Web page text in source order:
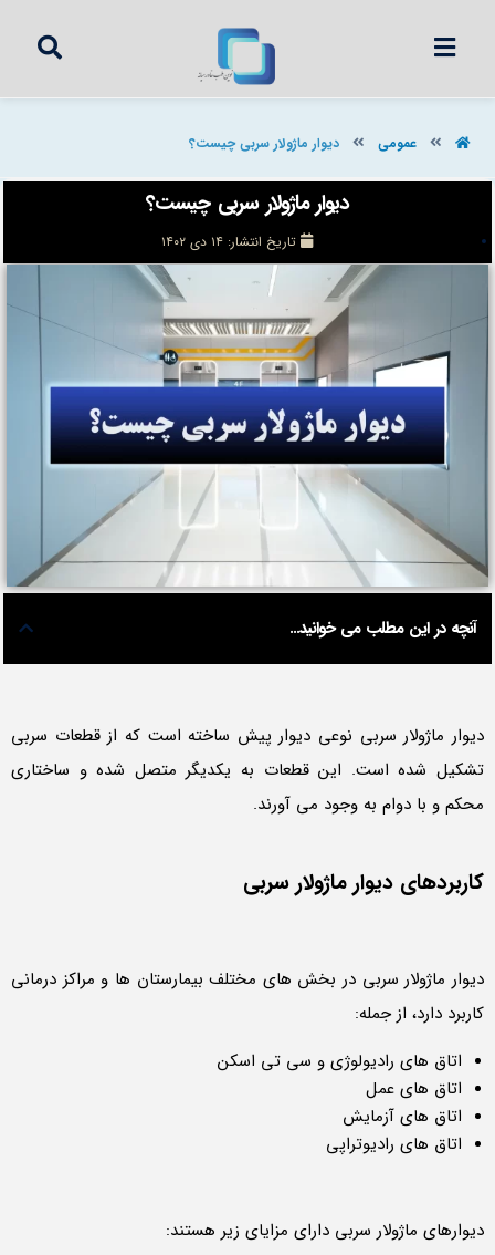
عمومی دیوار ماژولار سربی چیست؟
دیوار ماژولار سربی چیست؟
تاریخ انتشار: ۱۴ دی ۱۴۰۲
آنچه در این مطلب می خوانید...
دیوار ماژولار سربی نوعی دیوار پیش ساخته است که از قطعات سربی
تشکیل شده است. این قطعات به یکدیگر متصل شده و ساختاری
محکم و با دوام به وجود می آورند.
کاربردهای دیوار ماژولار سربی
دیوار ماژولار سربی در بخش های مختلف بیمارستان ها و مراکز درمانی
کاربرد دارد، از جمله:
اتاق های رادیولوژی و سی تی اسکن
اتاق های عمل
اتاق های آزمایش
اتاق های رادیوتراپی
دیوارهای ماژولار سربی دارای مزایای زیر هستند: